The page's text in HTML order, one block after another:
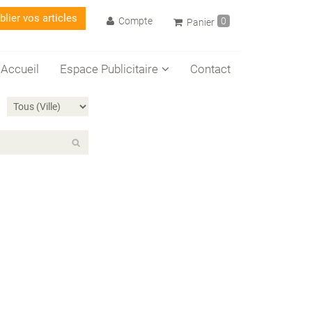
vos articles Compte Panier 0
Accueil Espace Publicitaire Contact